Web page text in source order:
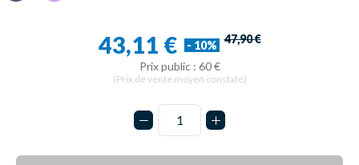
43,11 € - 10% 47,90 €
Prix public : 60 €
(Prix de vente moyen constaté)